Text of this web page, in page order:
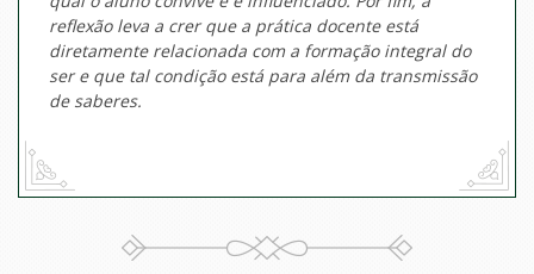
reflexão leva a crer que a prática docente está
diretamente relacionada com a formação integral do
ser e que tal condição está para além da transmissão
de saberes.